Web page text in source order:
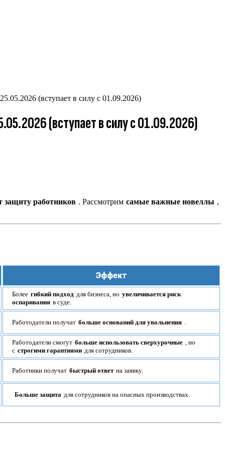
(вступает в силу с 01.09.2026)
(вступает в силу с 01.09.2026)
защиту работников . Рассмотрим самые важные новеллы ,
Эффект
Более гибкий подход для бизнеса, но увеличивается риск
оспаривания в суде.
Работодатели получат больше оснований для увольнения
Работодатели смогут больше использовать сверхурочные
, но
с строгими гарантиями для сотрудников.
Работники получат быстрый ответ на заявку.
Больше защита для сотрудников на опасных производствах.